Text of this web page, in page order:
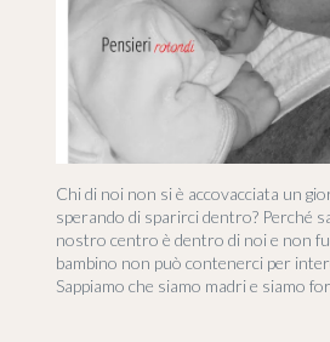
Chi di noi non si è accovacciata un
sperando di sparirci dentro? Perché
nostro centro è dentro di noi e non
bambino non può contenerci per
Sappiamo che siamo madri e siamo